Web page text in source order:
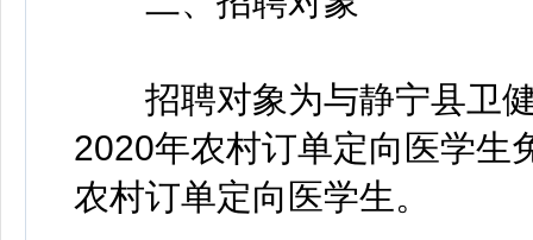
招聘对象为与静宁县卫健
2020年农村订单定向医学生
农村订单定向医学生。